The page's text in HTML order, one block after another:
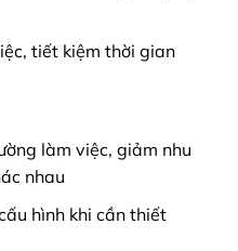
tiết kiệm thời gian
làm việc, giảm nhu
nhau
hình khi cần thiết